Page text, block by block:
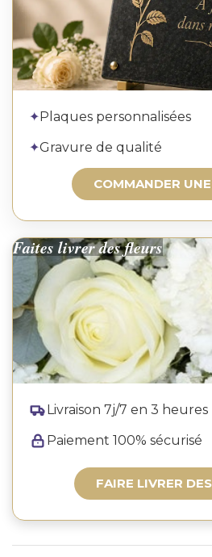
✦Plaques personnalisées
✦Gravure de qualité
COMMANDER
Faites livrer des fleurs
Livraison 7j/7 en 3 heures
Paiement 100% sécurisé
FAIRE LIVRER